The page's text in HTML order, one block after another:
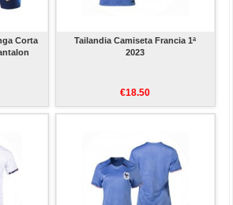
Corta
Tailandia Camiseta Francia 1ª
2023
€18.50